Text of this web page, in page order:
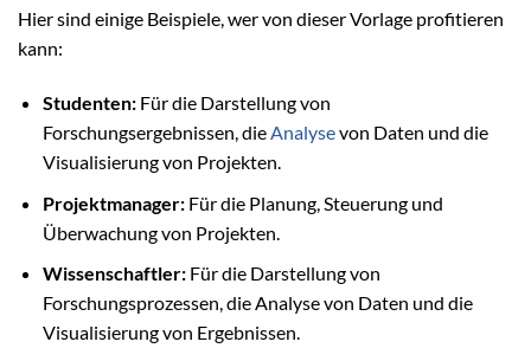
Hier sind einige Beispiele, wer von dieser Vorlage profitieren
kann:
Studenten:Für die Darstellung von
Forschungsergebnissen, dieAnalysevon Daten und die
Visualisierung von Projekten.
Projektmanager:Für die Planung, Steuerung und
Überwachung von Projekten.
Wissenschaftler:Für die Darstellung von
Forschungsprozessen, die Analyse von Daten und die
Visualisierung von Ergebnissen.